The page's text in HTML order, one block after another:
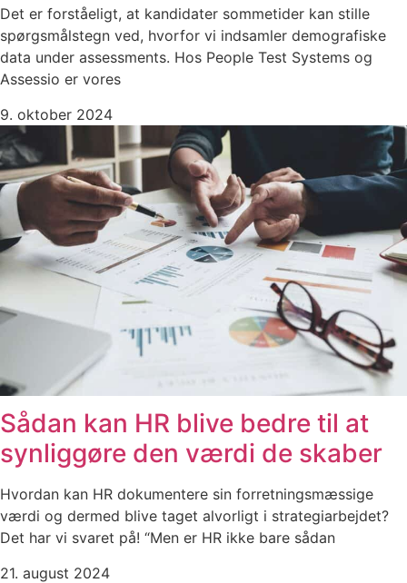
Det er forståeligt, at kandidater sommetider kan stille
spørgsmålstegn ved, hvorfor vi indsamler demografiske
data under assessments. Hos People Test Systems og
Assessio er vores
9. oktober 2024
Sådan kan HR blive bedre til at
synliggøre den værdi de skaber
Hvordan kan HR dokumentere sin forretningsmæssige
værdi og dermed blive taget alvorligt i strategiarbejdet?
Det har vi svaret på! “Men er HR ikke bare sådan
21. august 2024